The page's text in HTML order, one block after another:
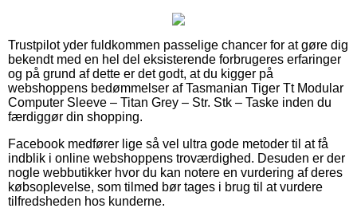
Trustpilot yder fuldkommen passelige chancer for at gøre dig
bekendt med en hel del eksisterende forbrugeres erfaringer
og på grund af dette er det godt, at du kigger på
webshoppens bedømmelser af Tasmanian Tiger Tt Modular
Computer Sleeve – Titan Grey – Str. Stk – Taske inden du
færdiggør din shopping.
Facebook medfører lige så vel ultra gode metoder til at få
indblik i online webshoppens troværdighed. Desuden er der
nogle webbutikker hvor du kan notere en vurdering af deres
købsoplevelse, som tilmed bør tages i brug til at vurdere
tilfredsheden hos kunderne.